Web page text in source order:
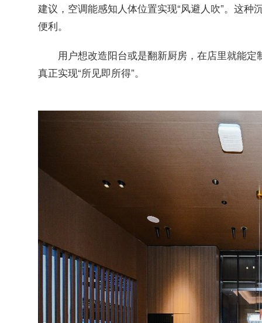
建议，空调能感知人体位置实现“风避人吹”。这
便利。
用户想改造阳台或是翻新厨房，在店里就能
真正实现“所见即所得”。